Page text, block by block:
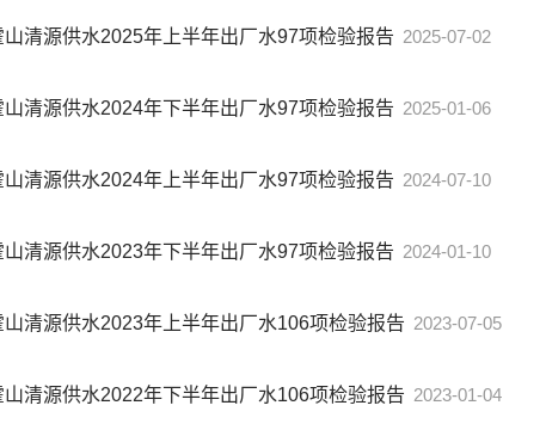
山清源供水2025年上半年出厂水97项检验报告 2025-07-02
山清源供水2024年下半年出厂水97项检验报告 2025-01-06
山清源供水2024年上半年出厂水97项检验报告 2024-07-10
山清源供水2023年下半年出厂水97项检验报告 2024-01-10
山清源供水2023年上半年出厂水106项检验报告 2023-07-05
山清源供水2022年下半年出厂水106项检验报告 2023-01-04